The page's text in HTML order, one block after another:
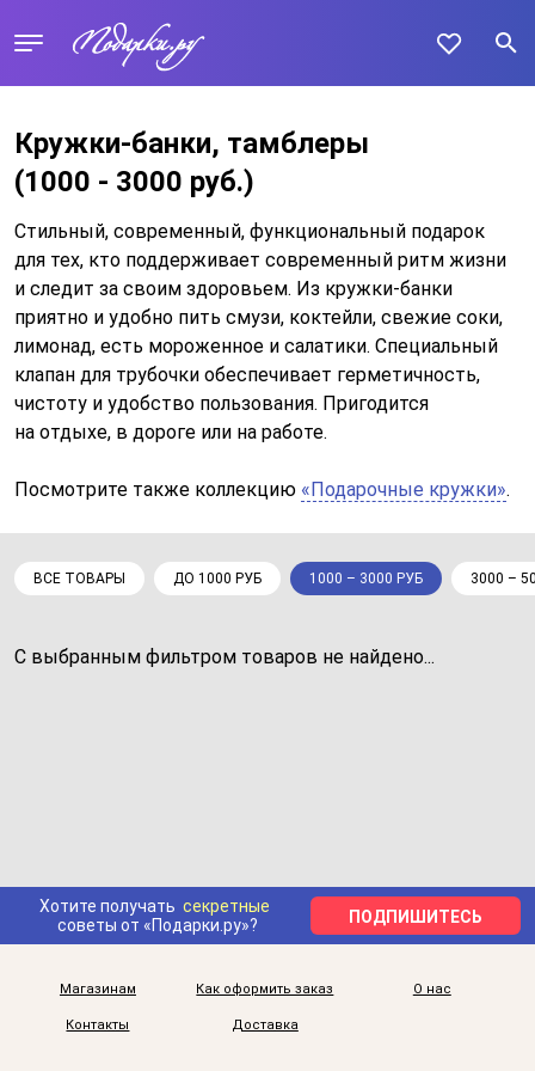
Кружки-банки, тамблеры
(1000 - 3000 руб.)
Стильный, современный, функциональный подарок
для тех, кто поддерживает современный ритм жизни
и следит за своим здоровьем. Из кружки-банки
приятно и удобно пить смузи, коктейли, свежие соки,
лимонад, есть мороженное и салатики. Специальный
клапан для трубочки обеспечивает герметичность,
чистоту и удобство пользования. Пригодится
на отдыхе, в дороге или на работе.
Посмотрите также коллекцию «Подарочные кружки».
ВСЕ ТОВАРЫ ДО 1000 РУБ 1000 – 3000 РУБ 3000 –
С выбранным фильтром товаров не найдено...
Хотите получать секретные
советы от «Подарки.ру»?
ПОДПИШИТЕСЬ
Магазинам Как оформить заказ О нас
Контакты Доставка